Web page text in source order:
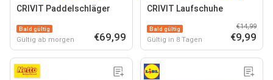
CRIVIT Paddelschläger
Bald gültig
Gültig ab morgen €69,99
CRIVIT Laufschuhe
Bald gültig
Gültig in 8 Tagen
€14,99
€9,99